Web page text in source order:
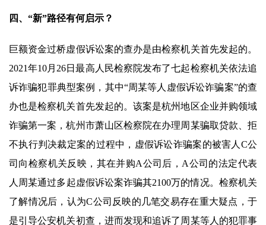
四、“新”路径有何启示？
巨额资金过桥虚假诉讼案的查办是由检察机关首先发起的。
2021年10月26日最高人民检察院发布了七起检察机关依法追
诉诈骗犯罪典型案例，其中“周某等人虚假诉讼诈骗案”的查
办也是检察机关首先发起的。该案是杭州地区企业并购领域
诈骗第一案，杭州市萧山区检察院在办理周某骗取贷款、拒
不执行判决裁定案的过程中，虚假诉讼诈骗案的被害人C公
司向检察机关反映，其在并购A公司后，A公司的法定代表
人周某通过多起虚假诉讼案诈骗其2100万的情况。检察机关
了解情况后，认为C公司反映的几笔交易存在重大疑点，于
是引导公安机关初查，进而发现和追诉了周某等人的犯罪事